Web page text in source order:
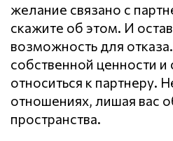
желание связано с
скажите об этом. И
возможность для
собственной ценности и
относиться к партнеру.
отношениях, лишая вас
пространства.